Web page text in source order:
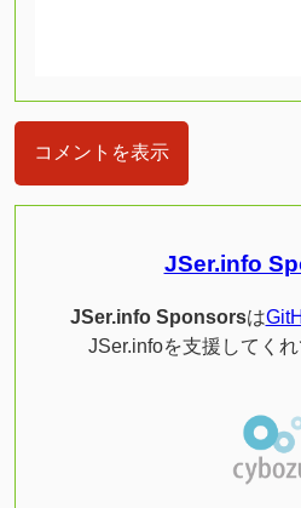
コメントを表示
JSer.info
JSer.info Sponsorsは
JSer.infoを支援してくれ